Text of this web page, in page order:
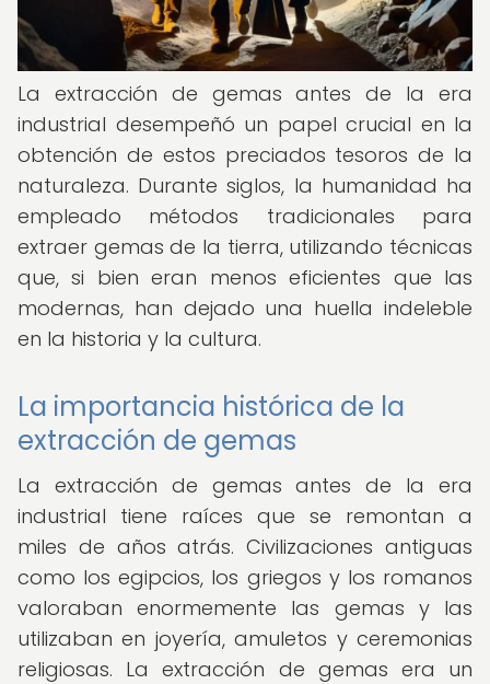
La extracción de gemas antes de la era
industrial desempeñó un papel crucial en la
obtención de estos preciados tesoros de la
naturaleza. Durante siglos, la humanidad ha
empleado métodos tradicionales para
extraer gemas de la tierra, utilizando técnicas
que, si bien eran menos eficientes que las
modernas, han dejado una huella indeleble
en la historia y la cultura.
La importancia histórica de la
extracción de gemas
La extracción de gemas antes de la era
industrial tiene raíces que se remontan a
miles de años atrás. Civilizaciones antiguas
como los egipcios, los griegos y los romanos
valoraban enormemente las gemas y las
utilizaban en joyería, amuletos y ceremonias
religiosas. La extracción de gemas era un